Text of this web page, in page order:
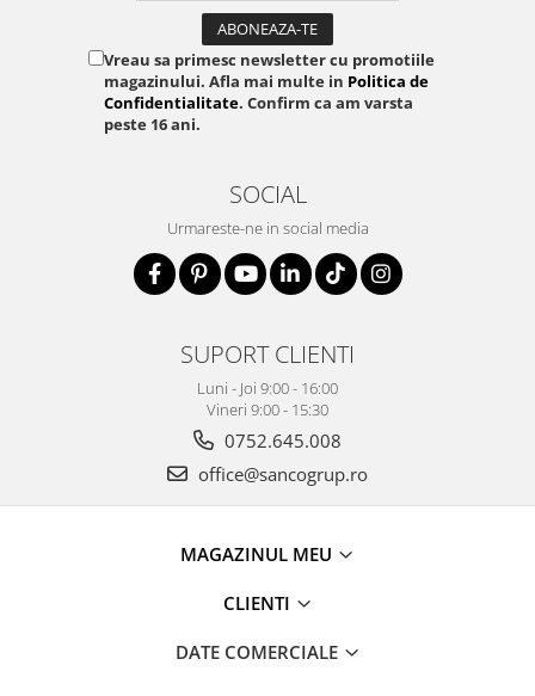
Vreau sa primesc newsletter cu promotiile
magazinului. Afla mai multe in Politica de
Confidentialitate. Confirm ca am varsta
peste 16 ani.
SOCIAL
Urmareste-ne in social media
SUPORT CLIENTI
Luni - Joi 9:00 - 16:00
Vineri 9:00 - 15:30
0752.645.008
office@sancogrup.ro
MAGAZINUL MEU
CLIENTI
DATE COMERCIALE